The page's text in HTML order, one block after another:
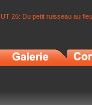
26: Du petit ruisseau au